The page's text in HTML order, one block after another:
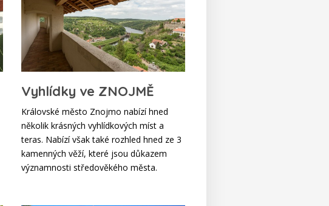
Vyhlídky ve ZNOJMĚ
Královské město Znojmo nabízí hned
několik krásných vyhlídkových míst a
teras. Nabízí však také rozhled hned ze 3
kamenných věží, které jsou důkazem
významnosti středověkého města.